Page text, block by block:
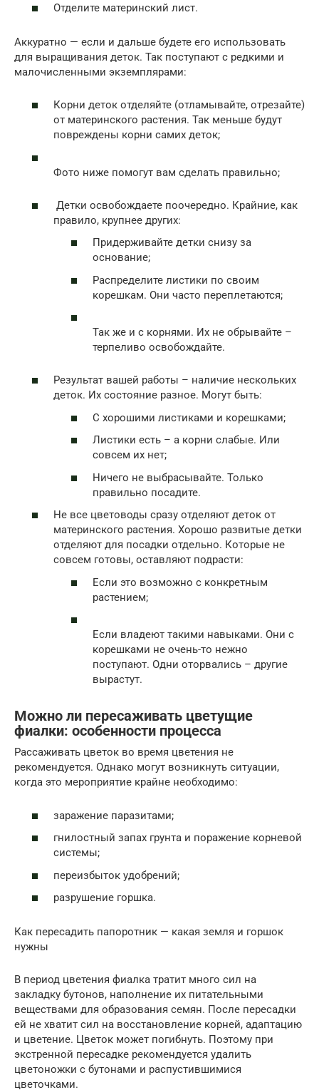
Отделите материнский лист.
Аккуратно — если и дальше будете его использовать
для выращивания деток. Так поступают с редкими и
малочисленными экземплярами:
Корни деток отделяйте (отламывайте, отрезайте)
от материнского растения. Так меньше будут
повреждены корни самих деток;
Фото ниже помогут вам сделать правильно;
Детки освобождаете поочередно. Крайние, как
правило, крупнее других:
Придерживайте детки снизу за
основание;
Распределите листики по своим
корешкам. Они часто переплетаются;
Так же и с корнями. Их не обрывайте –
терпеливо освобождайте.
Результат вашей работы – наличие нескольких
деток. Их состояние разное. Могут быть:
С хорошими листиками и корешками;
Листики есть – а корни слабые. Или
совсем их нет;
Ничего не выбрасывайте. Только
правильно посадите.
Не все цветоводы сразу отделяют деток от
материнского растения. Хорошо развитые детки
отделяют для посадки отдельно. Которые не
совсем готовы, оставляют подрасти:
Если это возможно с конкретным
растением;
Если владеют такими навыками. Они с
корешками не очень-то нежно
поступают. Одни оторвались – другие
вырастут.
Можно ли пересаживать цветущие
фиалки: особенности процесса
Рассаживать цветок во время цветения не
рекомендуется. Однако могут возникнуть ситуации,
когда это мероприятие крайне необходимо:
заражение паразитами;
гнилостный запах грунта и поражение корневой
системы;
переизбыток удобрений;
разрушение горшка.
Как пересадить папоротник — какая земля и горшок
нужны
В период цветения фиалка тратит много сил на
закладку бутонов, наполнение их питательными
веществами для образования семян. После пересадки
ей не хватит сил на восстановление корней, адаптацию
и цветение. Цветок может погибнуть. Поэтому при
экстренной пересадке рекомендуется удалить
цветоножки с бутонами и распустившимися
цветочками.